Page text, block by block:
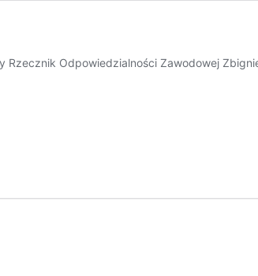
Odpowiedzialności Zawodowej